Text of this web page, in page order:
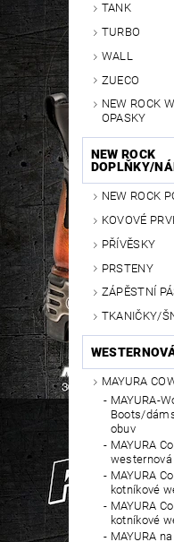
TANK
TURBO
WALL
ZUECO
NEW ROCK
OPASKY
NEW ROCK
DOPLŇKY/
NEW ROCK
KOVOVÉ
PŘÍVĚSKY
PRSTENY
ZÁPĚSTNÍ
TKANIČKY/
MAYURA
MAYURA-
Boots/
obuv
MAYURA
westernová
MAYURA
kotníkové
MAYURA
kotníkové
MAYURA